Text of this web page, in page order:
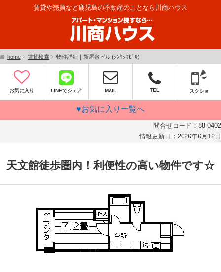
賃貸や売買など鹿児島の不動産のことなら川商ハウス
home 賃貸検索 物件詳細｜新屋敷ビル (ｼﾝﾔｼｷﾋﾞﾙ)
お気に入り LINEでシェア MAIL TEL スクショ
♥お気に入り一覧へ
問合せコード： 88-0402
情報更新日： 2026年6月12日
天文館徒歩圏内！利便性の高い物件です☆